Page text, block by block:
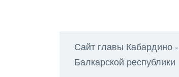
Сайт главы Кабардино -
Балкарской республики